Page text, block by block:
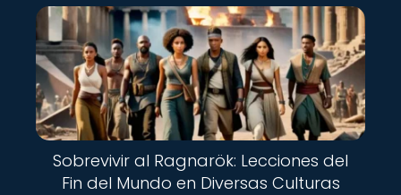
Sobrevivir al Ragnarök: Lecciones del
Fin del Mundo en Diversas Culturas